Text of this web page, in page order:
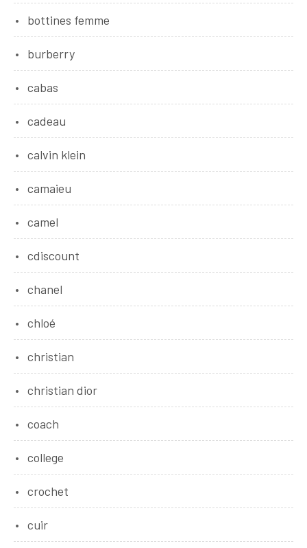
bottines femme
burberry
cabas
cadeau
calvin klein
camaieu
camel
cdiscount
chanel
chloé
christian
christian dior
coach
college
crochet
cuir